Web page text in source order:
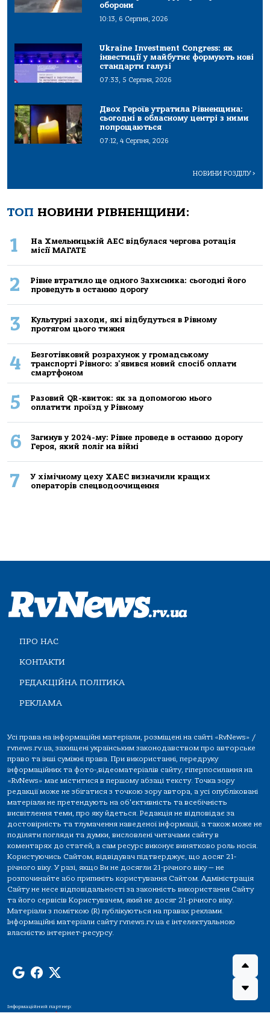
оборони
10:13, 6 Серпня, 2026
Ukraine Investment Congress: як
інвестиції у майбутнє формують нові
стандарти галузі
07:33, 5 Серпня, 2026
Двох Героїв утратила Рівненщина:
сьогодні в обласному центрі з ними
попрощаються
07:12, 4 Серпня, 2026
НОВИНИ РОЗДІЛУ>
ТОП НОВИНИ РІВНЕНЩИНИ:
1
На Хмельницькій АЕС відбулася чергова ротація
місії МАГАТЕ
2
Рівне втратило ще одного Захисника: сьогодні його
проведуть в останню дорогу
3
Культурні заходи, які відбудуться в Рівному
протягом цього тижня
4
Безготівковий розрахунок у громадському
транспорті Рівного: з'явився новий спосіб оплати
смартфоном
5
Разовий QR-квиток: як за допомогою нього
оплатити проїзд у Рівному
6
Загинув у 2024-му: Рівне проведе в останню дорогу
Героя, який поліг на війні
7
У хімічному цеху ХАЕС визначили кращих
операторів спецводоочищення
ПРО НАС
КОНТАКТИ
РЕДАКЦІЙНА ПОЛІТИКА
РЕКЛАМА
Усі права на інформаційні матеріали, розміщені на сайті «RvNews» /
rvnews.rv.ua, захищені українським законодавством про авторське
право та інші суміжні права. При використанні, передруку
інформаційних та фото-,відеоматеріалів сайту, гіперпосилання на
«RvNews» має міститися в першому абзаці тексту. Точка зору
редакції може не збігатися з точкою зору автора, а усі опубліковані
матеріали не претендують на об'єктивність та всебічність
висвітлення теми, про яку йдеться. Редакція не відповідає за
достовірність та тлумачення наведеної інформації, а також може не
поділяти погляди та думки, висловлені читачами сайту в
коментарях до статей, а сам ресурс виконує винятково роль носія.
Користуючись Сайтом, відвідувач підтверджує, що досяг 21-
річного віку. У разі, якщо Ви не досягли 21-річного віку — не
розпочинайте або припиніть користування Сайтом. Адміністрація
Сайту не несе відповідальності за законність використання Сайту
та його сервісів Користувачем, який не досяг 21-річного віку.
Матеріали з поміткою (R) публікуються на правах реклами.
Інформаційні матеріали сайту rvnews.rv.ua є інтелектуальною
власністю інтернет-ресурсу.
Інформаційний партнер: